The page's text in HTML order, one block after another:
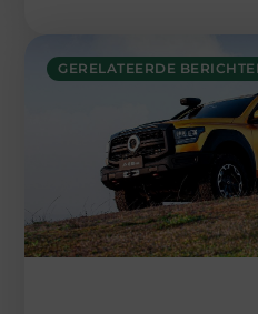
GERELATEERDE